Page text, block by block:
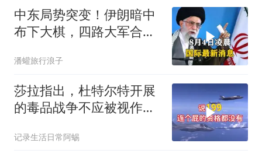
中东局势突变！伊朗暗中
布下大棋，四路大军合
潘蠸旅行浪子
莎拉指出，杜特尔特开展
的毒品战争不应被视作反
波扩大
记录生活日常阿蜴